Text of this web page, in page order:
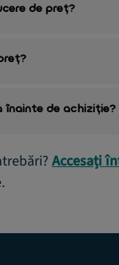
de preț?
de achiziție?
Accesați